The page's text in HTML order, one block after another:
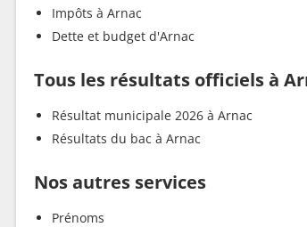
Impôts à Arnac
Dette et budget d'Arnac
Tous les résultats officiels à
Résultat municipale 2026 à Arnac
Résultats du bac à Arnac
Nos autres services
Prénoms